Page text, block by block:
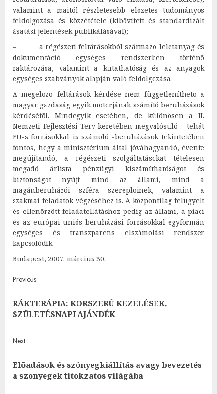
valamint a maitól részletesebb elõzetes tudományos
feldolgozása és közzététele (kibõvített és standardizált
ásatási jelentések publikálásával);
– a régészeti feltárásokból származó leletanyag és
dokumentáció egységes rendszerben történõ
raktározása, valamint a kutathatóság és az anyagok
egységes szabványok alapján való feldolgozása.
A megelõzõ feltárások kérdése nem függetleníthetõ a
magyar gazdaság egyik motorjának számító beruházások
kérdésétõl. Mindegyik esetében, de különösen a II.
Nemzeti Fejlesztési Terv keretében megvalósuló – tehát
EU-s forrásokkal is számoló -beruházások tekintetében
fontos, hogy a minisztérium által jóváhagyandó, évente
megújítandó, a régészeti szolgáltatásokat tételesen
megadó árlista pénzügyi kiszámíthatóságot és
biztonságot nyújt mind az állami, mind a
magánberuházói szféra szereplõinek, valamint a
szakmai feladatok végzéséhez is. A központilag felügyelt
és ellenõrzött feladatellátáshoz pedig az állami, a piaci
és az európai uniós beruházási forrásokkal egyformán
egységes és transzparens elszámolási rendszer
kapcsolódik.
Budapest, 2007. március 30.
Post
navigation
Previous
RÁKTERÁPIA: KORSZERÛ KEZELÉSEK,
SZÜLETÉSNAPI AJÁNDÉK
Next
Next
post:
Elõadások és szönyegkiállítás avagy bevezetés
a szõnyegek titokzatos világába